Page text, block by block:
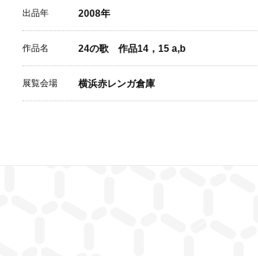
出品年 2008年
作品名 24の歌 作品14，15 a,b
展覧会場 横浜赤レンガ倉庫